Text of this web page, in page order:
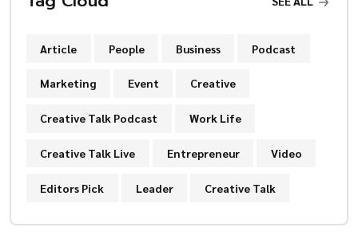
Article People Business Podcast
Marketing Event Creative
Creative Talk Podcast Work Life
Creative Talk Live Entrepreneur Video
Editors Pick Leader Creative Talk